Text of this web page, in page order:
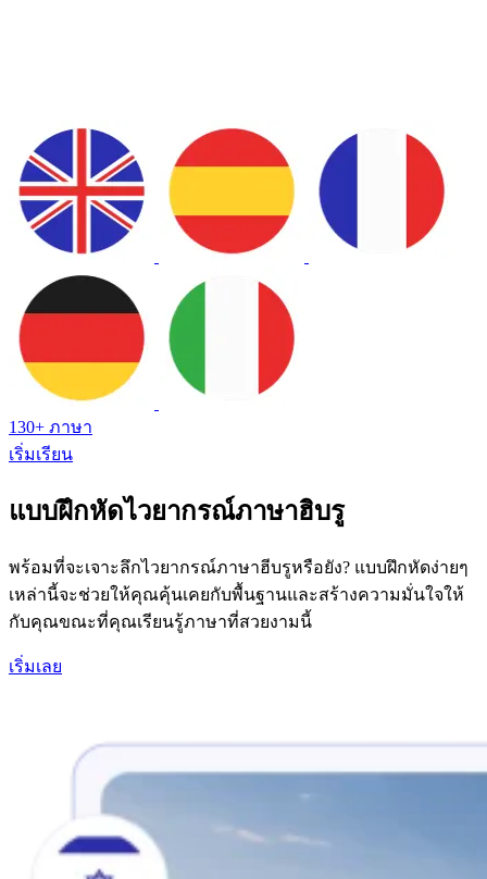
130+ ภาษา
เริ่มเรียน
แบบฝึกหัดไวยากรณ์ภาษาฮิบรู
พร้อมที่จะเจาะลึกไวยากรณ์ภาษาฮีบรูหรือยัง? แบบฝึกหัดง่ายๆ
เหล่านี้จะช่วยให้คุณคุ้นเคยกับพื้นฐานและสร้างความมั่นใจให้
กับคุณขณะที่คุณเรียนรู้ภาษาที่สวยงามนี้
เริ่มเลย